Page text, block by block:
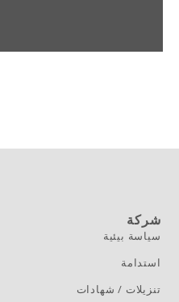
شركة
سياسة بيئية
استدامة
تنزيلات / شهادات